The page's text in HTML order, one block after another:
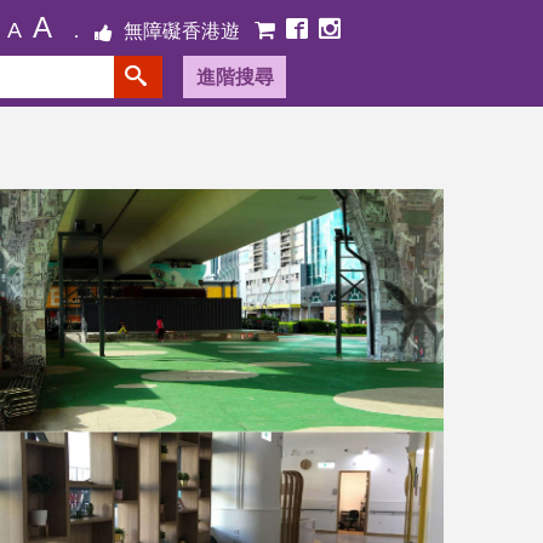
A A 無障礙香港遊
進階搜尋